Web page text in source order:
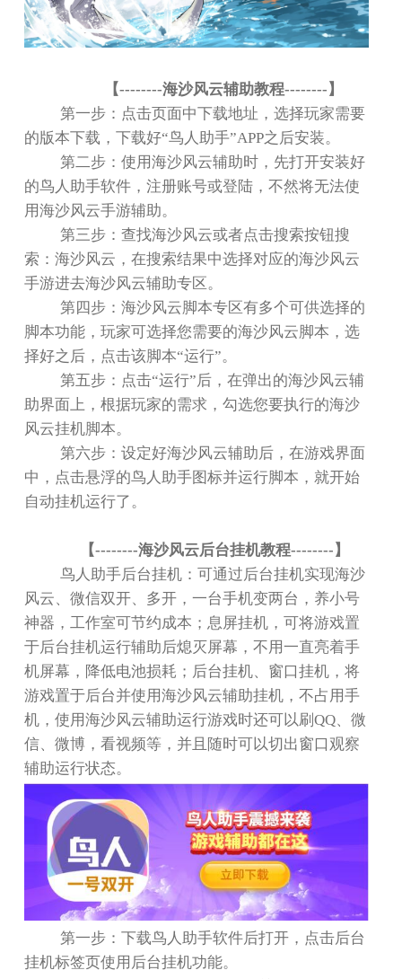
【--------海沙风云辅助教程--------】
第一步：点击页面中下载地址，选择玩家需要
的版本下载，下载好“鸟人助手”APP之后安装。
第二步：使用海沙风云辅助时，先打开安装好
的鸟人助手软件，注册账号或登陆，不然将无法使
用海沙风云手游辅助。
第三步：查找海沙风云或者点击搜索按钮搜
索：海沙风云，在搜索结果中选择对应的海沙风云
手游进去海沙风云辅助专区。
第四步：海沙风云脚本专区有多个可供选择的
脚本功能，玩家可选择您需要的海沙风云脚本，选
择好之后，点击该脚本“运行”。
第五步：点击“运行”后，在弹出的海沙风云辅
助界面上，根据玩家的需求，勾选您要执行的海沙
风云挂机脚本。
第六步：设定好海沙风云辅助后，在游戏界面
中，点击悬浮的鸟人助手图标并运行脚本，就开始
自动挂机运行了。
【--------海沙风云后台挂机教程--------】
鸟人助手后台挂机：可通过后台挂机实现海沙
风云、微信双开、多开，一台手机变两台，养小号
神器，工作室可节约成本；息屏挂机，可将游戏置
于后台挂机运行辅助后熄灭屏幕，不用一直亮着手
机屏幕，降低电池损耗；后台挂机、窗口挂机，将
游戏置于后台并使用海沙风云辅助挂机，不占用手
机，使用海沙风云辅助运行游戏时还可以刷QQ 、微
信、微博，看视频等，并且随时可以切出窗口观察
辅助运行状态。
第一步：下载鸟人助手软件后打开，点击后台
挂机标签页使用后台挂机功能。